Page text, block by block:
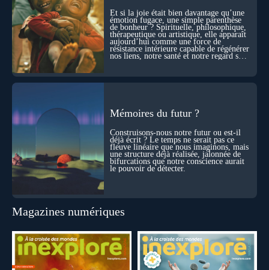
l’âme ? Nous en parlons avec Abdel Aouacheria, docteur en
biochimie et spécialiste de la mort cellulaire.
Et si la joie était bien davantage qu’une
émotion fugace, une simple parenthèse
de bonheur ? Spirituelle, philosophique,
thérapeutique ou artistique, elle apparaît
aujourd’hui comme une force de
résistance intérieure capable de régénérer
nos liens, notre santé et notre regard sur
Mémoires du futur ?
Construisons-nous notre futur ou est-il
déjà écrit ? Le temps ne serait pas ce
fleuve linéaire que nous imaginons, mais
une structure déjà réalisée, jalonnée de
bifurcations que notre conscience aurait
le pouvoir de détecter.
Magazines numériques